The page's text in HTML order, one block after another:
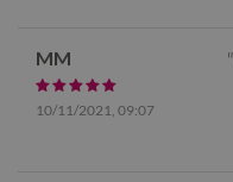
MM
10/11/2021, 09:07